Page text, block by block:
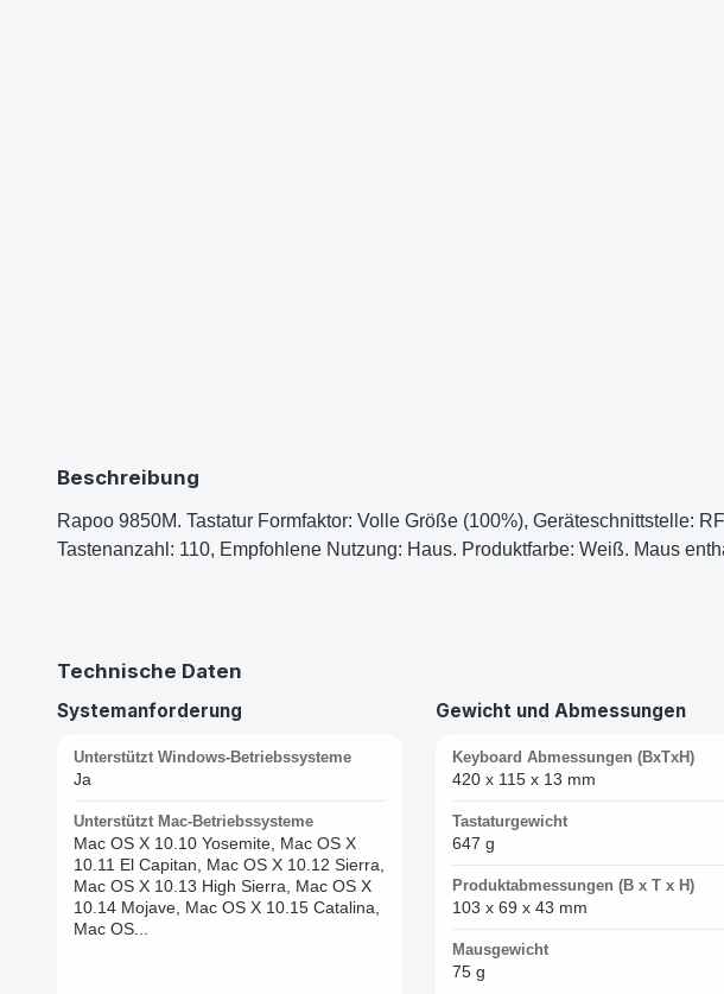
Beschreibung
Rapoo 9850M. Tastatur Formfaktor: Volle Größe (100%), Geräteschnittstelle:
Tastenanzahl: 110, Empfohlene Nutzung: Haus. Produktfarbe: Weiß. Maus
Technische Daten
Systemanforderung
Unterstützt Windows-Betriebssysteme
Ja
Unterstützt Mac-Betriebssysteme
Mac OS X 10.10 Yosemite, Mac OS X
10.11 El Capitan, Mac OS X 10.12 Sierra,
Mac OS X 10.13 High Sierra, Mac OS X
10.14 Mojave, Mac OS X 10.15 Catalina,
Mac OS...
Gewicht und Abmessungen
Keyboard Abmessungen (BxTxH)
420 x 115 x 13 mm
Tastaturgewicht
647 g
Produktabmessungen (B x T x H)
103 x 69 x 43 mm
Mausgewicht
75 g